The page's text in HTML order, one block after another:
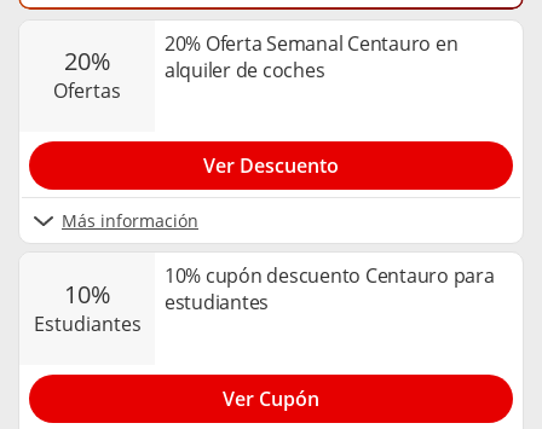
20%
ofertas
20% Oferta Semanal Centauro en
alquiler de coches
Más información
Ver Descuento
10%
estudiantes
10% cupón descuento Centauro para
estudiantes
Ver Cupón